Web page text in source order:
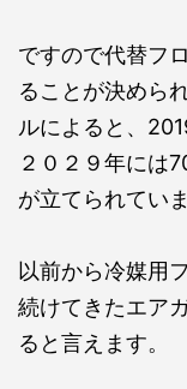
ですので代替フ
ることが決めら
ルによると、
２０２９年には
が立てられていま
以前から冷媒用
続けてきたエア
ると言えます。